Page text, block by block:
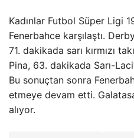
Kadınlar Futbol Süper Ligi
Fenerbahce karşılaştı.
71. dakikada sarı kırmızı
Pina, 63. dakikada Sarı-
Bu sonuçtan sonra
etmeye devam etti.
alıyor.